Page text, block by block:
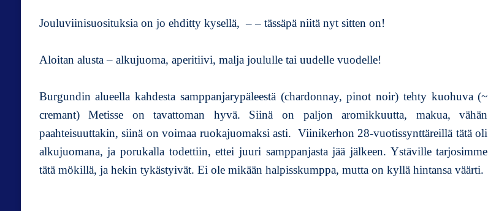
l
n
u
o
s
Jouluviinisuosituksia on jo ehditty kysellä, – – tässäpä niitä nyt sitten on!
Aloitan alusta – alkujuoma, aperitiivi, malja joululle tai uudelle vuodelle!
Burgundin alueella kahdesta samppanjarypäleestä (chardonnay, pinot noir) tehty kuohuva (~
cremant) Metisse on tavattoman hyvä. Siinä on paljon aromikkuutta, makua, vähän
paahteisuuttakin, siinä on voimaa ruokajuomaksi asti. Viinikerhon 28-vuotissynttäreillä tätä oli
alkujuomana, ja porukalla todettiin, ettei juuri samppanjasta jää jälkeen. Ystäville tarjosimme
tätä mökillä, ja hekin tykästyivät. Ei ole mikään halpisskumppa, mutta on kyllä hintansa väärti.